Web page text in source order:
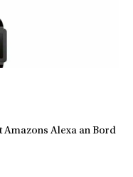
Amazons Alexa an Bord